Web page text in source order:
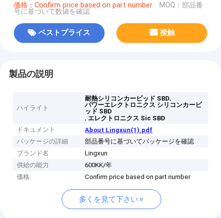
価格：Confirm price based on part number MOQ：部品番
号に基づいて数値を確認
ベストプライス 接触
製品の説明
ハイライト
耐熱シリコンカービッド SBD,
パワーエレクトロニクス シリコンカービ
ッド SBD
, エレクトロニクス Sic SBD
ドキュメント
About Lingxun(1).pdf
パッケージの詳細
部品番号に基づいてパッケージを確認
ブランド名
Lingxun
供給の能力
600KK/年
価格
Confirm price based on part number
多くを見て下さい